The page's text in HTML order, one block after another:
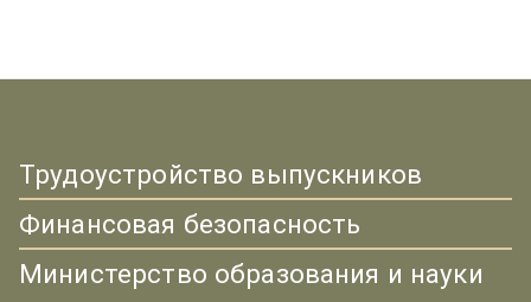
Трудоустройство выпускников
Финансовая безопасность
Министерство образования и науки